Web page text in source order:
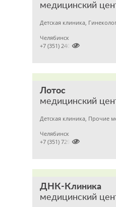
медицинский
Детская клиника,
Челябинск

+7 (351) 2400303
Лотос
медицинский
Челябинск

+7 (351) 7298929
ДНК-Клиника
медицинский